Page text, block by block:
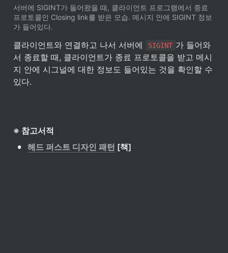
서버에 SIGINT가 들어왔을 때, 클라이언트 프로그램에서 종료
프로토콜인 Closing link를 받은 모습. 메시지 안에 SIGINT 정보
가 들어있다.
클라이언트와 연결하고 나서 서버에 SIGINT 가 들어와
서 종료할 때, 클라이언트가 종료 프로토콜을 받고 메시
지 안에 시그널에 대한 정보도 들어있는 것을 확인할 수
있다.
※ 참고서적
• 헤드 퍼스트 디자인 패턴 [책]